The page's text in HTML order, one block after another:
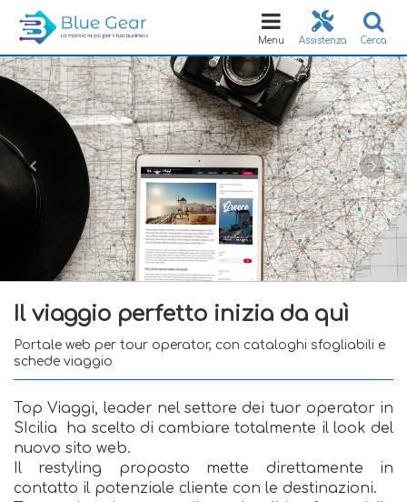
Cerca
Assistenza
Toggle
navigation
Menu
Il viaggio perfetto inizia da quì
Portale web per tour operator, con cataloghi sfogliabili e
schede viaggio
Top Viaggi, leader nel settore dei tuor operator in
SIcilia ha scelto di cambiare totalmente il look del
nuovo sito web.
Il restyling proposto mette direttamente in
contatto il potenziale cliente con le destinazioni.